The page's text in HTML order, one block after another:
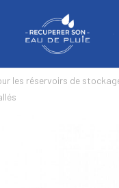
les réservoirs de